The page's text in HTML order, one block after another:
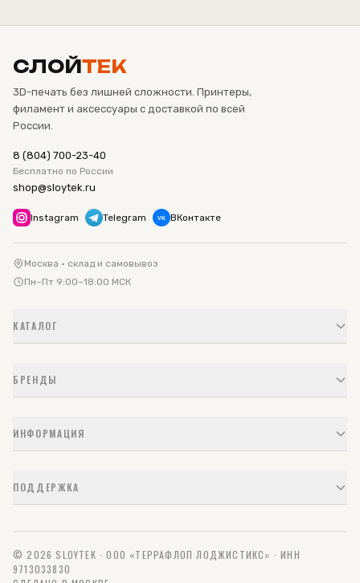
СЛОЙТЕК
3D-печать без лишней сложности. Принтеры,
филамент и аксессуары с доставкой по всей
России.
8 (804) 700-23-40
Бесплатно по России
shop@sloytek.ru
Instagram Telegram VK ВКонтакте
Москва · склад и самовывоз
Пн–Пт 9:00–18:00 МСК
КАТАЛОГ
БРЕНДЫ
ИНФОРМАЦИЯ
ПОДДЕРЖКА
© 2026 SLOYTEK · ООО «ТЕРРАФЛОП ЛОДЖИСТИКС» · ИНН
9713033830